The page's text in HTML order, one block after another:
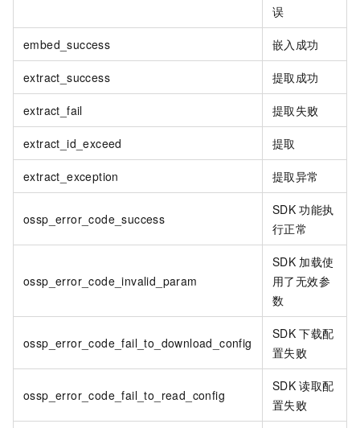
误
embed_success 嵌入成功
extract_success 提取成功
extract_fail 提取失败
extract_id_exceed 提取
extract_exception 提取异常
ossp_error_code_success
SDK 功能执
行正常
ossp_error_code_invalid_param
SDK 加载使
用了无效参
数
ossp_error_code_fail_to_download_config
SDK 下载配
置失败
ossp_error_code_fail_to_read_config
SDK 读取配
置失败